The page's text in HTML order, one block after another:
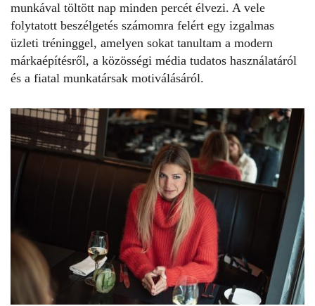
munkával töltött nap minden percét élvezi. A vele
folytatott beszélgetés számomra felért egy izgalmas
üzleti tréninggel, amelyen sokat tanultam a modern
márkaépítésről, a közösségi média tudatos használatáról
és a fiatal munkatársak motiválásáról.